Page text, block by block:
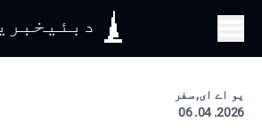
یو اے ای, سفر
2026. 04. 06